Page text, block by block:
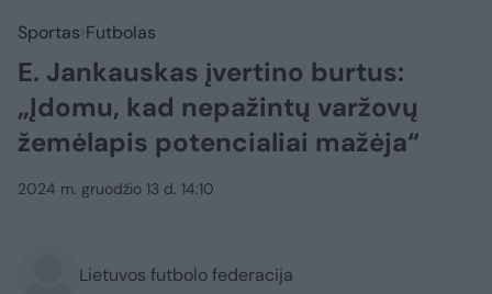
Sportas Futbolas
E. Jankauskas įvertino burtus:
„Įdomu, kad nepažintų varžovų
žemėlapis potencialiai mažėja“
2024 m. gruodžio 13 d. 14:10
Lietuvos futbolo federacija